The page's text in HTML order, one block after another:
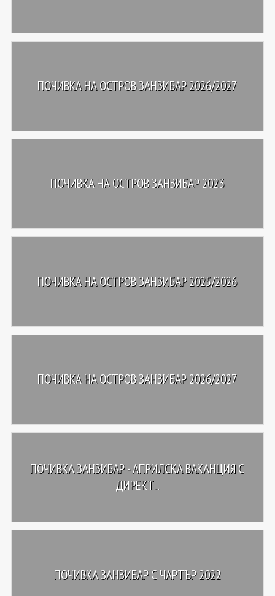
ПОЧИВКА НА ОСТРОВ ЗАНЗИБАР 2026/2027
ПОЧИВКА НА ОСТРОВ ЗАНЗИБАР 2023
ПОЧИВКА НА ОСТРОВ ЗАНЗИБАР 2025/2026
ПОЧИВКА НА ОСТРОВ ЗАНЗИБАР 2026/2027
ПОЧИВКА ЗАНЗИБАР - АПРИЛСКА ВАКАНЦИЯ С
ДИРЕКТ...
ПОЧИВКА ЗАНЗИБАР С ЧАРТЪР 2022